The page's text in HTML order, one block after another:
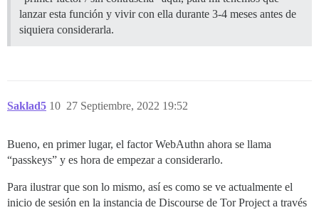
lanzar esta función y vivir con ella durante 3-4 meses antes de
siquiera considerarla.
Saklad5 27 Septiembre, 2022 19:52
10
Bueno, en primer lugar, el factor WebAuthn ahora se llama
“passkeys” y es hora de empezar a considerarlo.
Para ilustrar que son lo mismo, así es como se ve actualmente el
inicio de sesión en la instancia de Discourse de Tor Project a través